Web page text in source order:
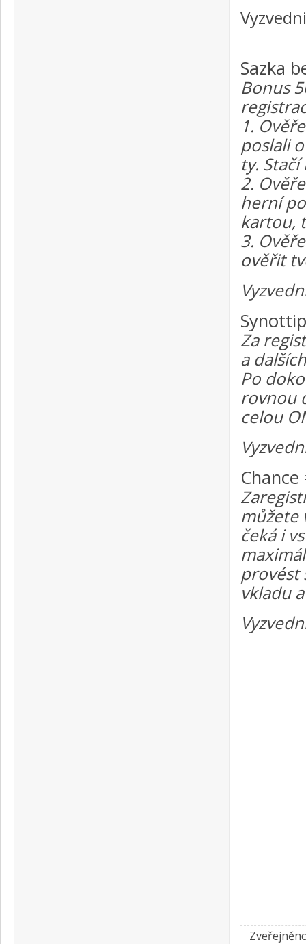
Sazka
Bonus
1.
poslali
ty.
2.
herní
kartou,
3.
ověřit
Za
a
Po
rovnou
celou
Chance
můžete
čeká i
provést
vkladu